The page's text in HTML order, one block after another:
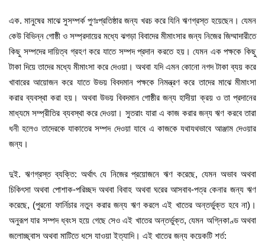
এক. মানুষের মাঝে সুসম্পর্ক পুণঃপ্রতিষ্ঠার জন্য খরচ করে যিনি ঋণগ্রস্ত হয়েছেন। যেমন
কেউ বিভিন্ন গোষ্ঠী ও সম্প্রদায়ের মধ্যে ঝগড়া বিবাদের মীমাংসার জন্য নিজের জিম্মাদারীতে
কিছু সম্পদের দায়িত্ব গ্রহণ করে যাতে সম্পদ প্রদান করতে হয়। যেমন এক পক্ষকে কিছু
টাকা দিয়ে তাদের মধ্যে মীমাংসা করে দেওয়া। অথবা যদি এমন কোনো নগদ টাকা ব্যয় করে
খাবারের আয়োজন করে যাতে উভয় বিবদমান পক্ষকে নিমন্ত্রণ করে তাদের মাঝে মীমাংসা
করার ব্যবস্থা করা হয়। অথবা উভয় বিবদমান গোষ্ঠীর জন্য হাদীয়া ক্রয় ও তা প্রদানের
মাধ্যমে সম্প্রীতির ব্যবস্থা করে দেওয়া। সুতরাং যারা এ কাজ করার জন্য ঋণ করবে তারা
ধনী হলেও তাদেরকে যাকাতের সম্পদ দেওয়া যাবে এ কাজকে যথাযথভাবে আঞ্জাম দেওয়ার
জন্য।
দুই. ঋণগ্রস্ত ব্যক্তি: অর্থাৎ যে নিজের প্রয়োজনে ঋণ করেছে, যেমন অভাব অথবা
চিকিৎসা অথবা পোশাক-পরিচ্ছদ অথবা বিবাহ অথবা ঘরের আসবাব-পত্র কেনার জন্য ঋণ
করেছে, (পুরনো ফার্নিচার নতুন করার জন্য ঋণ করলে এই খাতের অন্তর্ভুক্ত হবে না)।
অনুরূপ যার সম্পদ ধ্বংস হয়ে গেছে সেও এই খাতের অন্তর্ভুক্ত, যেমন অগ্নিকাণ্ড অথবা
জলোচ্ছ্বাস অথবা মাটিতে ধসে যাওয়া ইত্যাদি। এই খাতের জন্য কয়েকটি শর্ত: